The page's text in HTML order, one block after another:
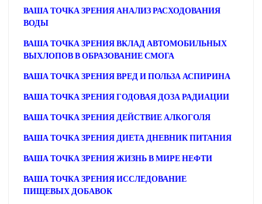
ВАША ТОЧКА ЗРЕНИЯ АНАЛИЗ РАСХОДОВАНИЯ
ВОДЫ
ВАША ТОЧКА ЗРЕНИЯ ВКЛАД АВТОМОБИЛЬНЫХ
ВЫХЛОПОВ В ОБРАЗОВАНИЕ СМОГА
ВАША ТОЧКА ЗРЕНИЯ ВРЕД И ПОЛЬЗА АСПИРИНА
ВАША ТОЧКА ЗРЕНИЯ ГОДОВАЯ ДОЗА РАДИАЦИИ
ВАША ТОЧКА ЗРЕНИЯ ДЕЙСТВИЕ АЛКОГОЛЯ
ВАША ТОЧКА ЗРЕНИЯ ДИЕТА ДНЕВНИК ПИТАНИЯ
ВАША ТОЧКА ЗРЕНИЯ ЖИЗНЬ В МИРЕ НЕФТИ
ВАША ТОЧКА ЗРЕНИЯ ИССЛЕДОВАНИЕ
ПИЩЕВЫХ ДОБАВОК